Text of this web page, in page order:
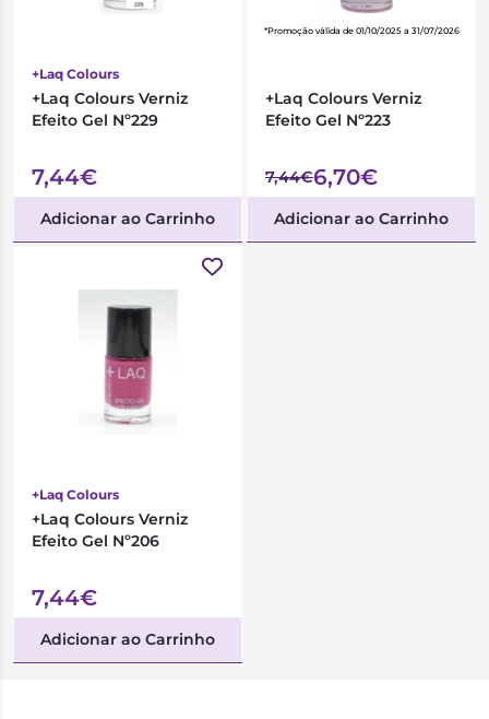
+Laq Colours
+Laq Colours Verniz
Efeito Gel Nº229
7,44€
Adicionar ao Carrinho
*Promoção válida de 01/10/2025 a 31/07/2026
+Laq Colours Verniz
Efeito Gel Nº223
7,44€6,70€
Adicionar ao Carrinho
+Laq Colours
+Laq Colours Verniz
Efeito Gel Nº206
7,44€
Adicionar ao Carrinho